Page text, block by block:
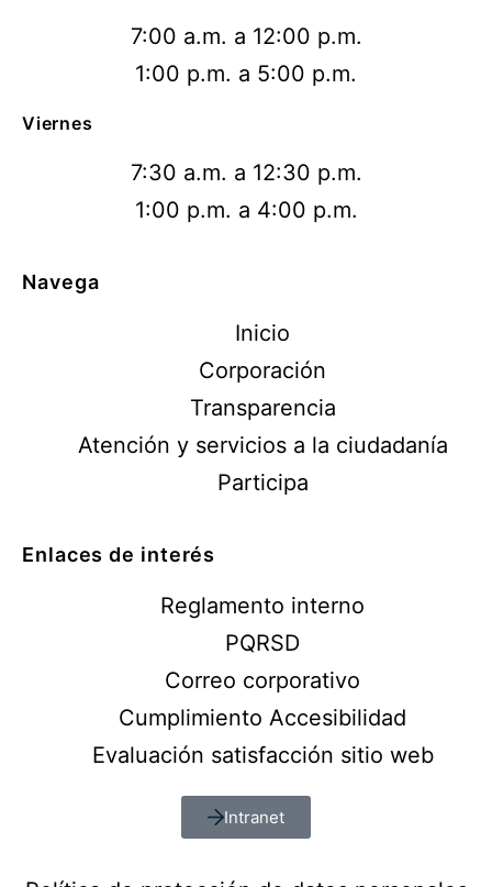
7:00 a.m. a 12:00 p.m.
1:00 p.m. a 5:00 p.m.
Viernes
7:30 a.m. a 12:30 p.m.
1:00 p.m. a 4:00 p.m.
Navega
Inicio
Corporación
Transparencia
Atención y servicios a la ciudadanía
Participa
Enlaces de interés
Reglamento interno
PQRSD
Correo corporativo
Cumplimiento Accesibilidad
Evaluación satisfacción sitio web
Intranet